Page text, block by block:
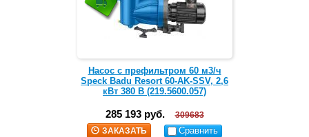
Насос с префильтром 60 м3/ч
Speck Badu Resort 60-AK-SSV, 2,6
кВт 380 В (219.5600.057)
285 193 руб.
309683
ЗАКАЗАТЬ
Сравнить